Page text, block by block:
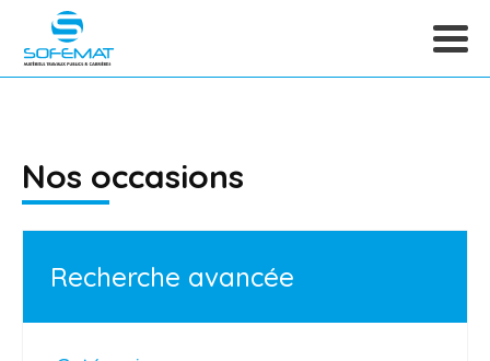
Nos occasions
Recherche avancée